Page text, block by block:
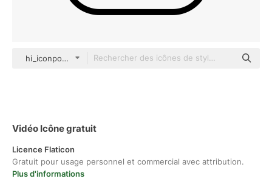
hi_iconport outline
Vidéo Icône gratuit
Licence Flaticon
Gratuit pour usage personnel et commercial avec attribution.
Plus d'informations